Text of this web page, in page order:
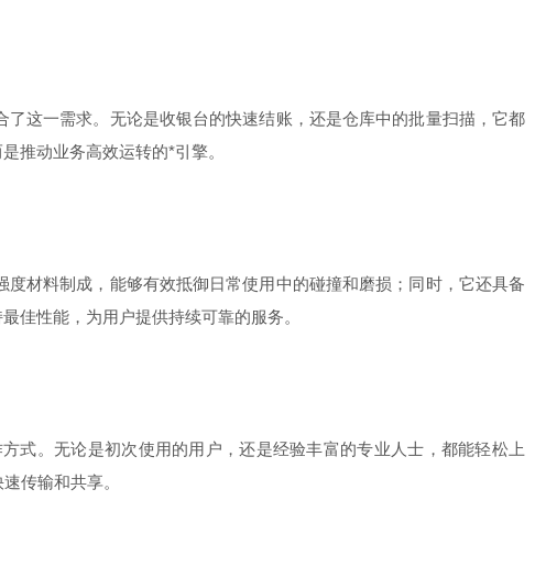
这一需求。无论是收银台的快速结账，还是仓库中的批量扫描，它都
推动业务高效运转的*引擎。
材料制成，能够有效抵御日常使用中的碰撞和磨损；同时，它还具备
佳性能，为用户提供持续可靠的服务。
。无论是初次使用的用户，还是经验丰富的专业人士，都能轻松上
传输和共享。